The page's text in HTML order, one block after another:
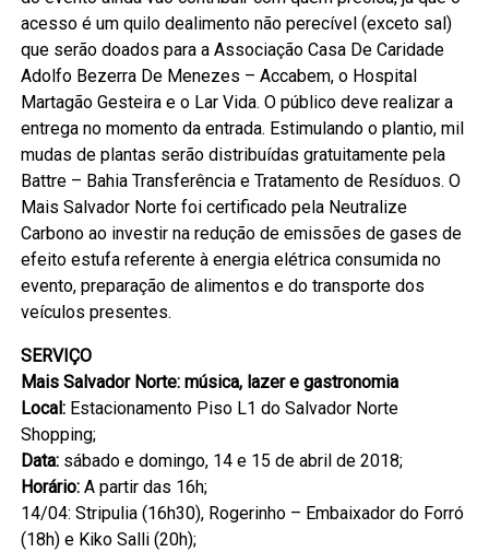
acesso é um quilo dealimento não perecível (exceto sal)
que serão doados para a Associação Casa De Caridade
Adolfo Bezerra De Menezes – Accabem, o Hospital
Martagão Gesteira e o Lar Vida. O público deve realizar a
entrega no momento da entrada. Estimulando o plantio, mil
mudas de plantas serão distribuídas gratuitamente pela
Battre – Bahia Transferência e Tratamento de Resíduos. O
Mais Salvador Norte foi certificado pela Neutralize
Carbono ao investir na redução de emissões de gases de
efeito estufa referente à energia elétrica consumida no
evento, preparação de alimentos e do transporte dos
veículos presentes.
SERVIÇO
Mais Salvador Norte: música, lazer e gastronomia
Local: Estacionamento Piso L1 do Salvador Norte
Shopping;
Data: sábado e domingo, 14 e 15 de abril de 2018;
Horário: A partir das 16h;
14/04: Stripulia (16h30), Rogerinho – Embaixador do Forró
(18h) e Kiko Salli (20h);